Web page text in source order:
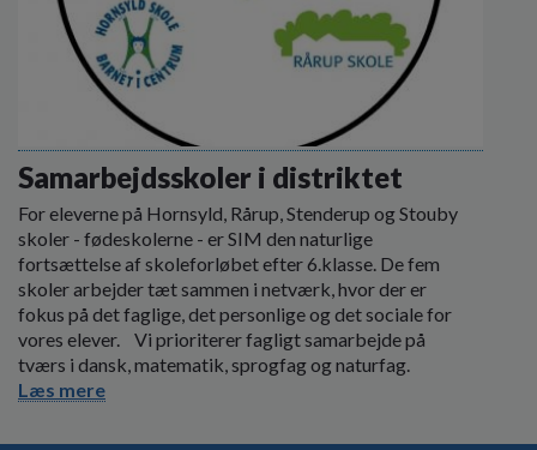
Samarbejdsskoler i distriktet
For eleverne på Hornsyld, Rårup, Stenderup og Stouby
skoler - fødeskolerne - er SIM den naturlige
fortsættelse af skoleforløbet efter 6.klasse. De fem
skoler arbejder tæt sammen i netværk, hvor der er
fokus på det faglige, det personlige og det sociale for
vores elever. Vi prioriterer fagligt samarbejde på
tværs i dansk, matematik, sprogfag og naturfag.
Læs mere